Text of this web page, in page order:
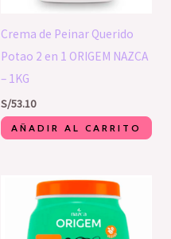
Crema de Peinar Querido
Potao 2 en 1 ORIGEM NAZCA
– 1KG
S/53.10
AÑADIR AL CARRITO